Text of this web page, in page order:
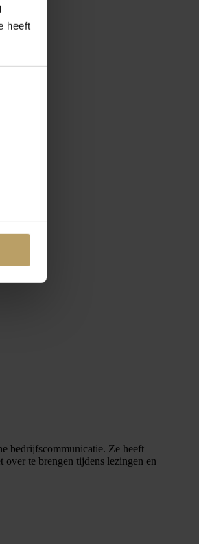
heeft
bedrijfscommunicatie. Ze heeft
te brengen tijdens lezingen en